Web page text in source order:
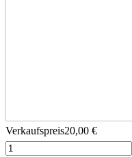
Verkaufspreis20,00 €